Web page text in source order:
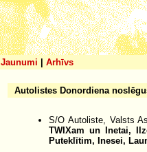
Jaunumi
Arhīvs
Autolistes Donordiena
S/O Autoliste, Valsts
TWIXam un Inetai,
Puteklītim, Inesei,